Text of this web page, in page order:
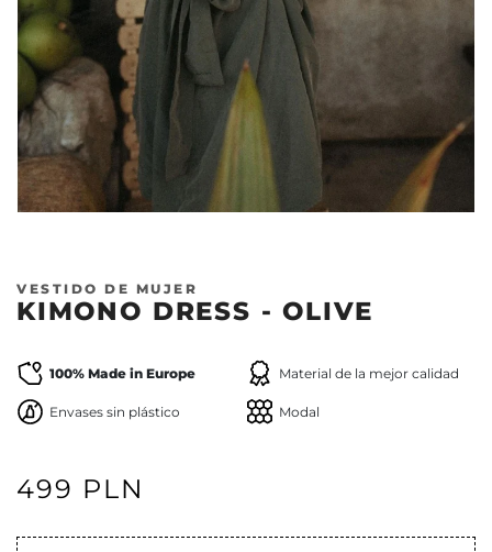
VESTIDO DE MUJER
KIMONO DRESS - OLIVE
100% Made in Europe Material de la mejor calidad
Envases sin plástico Modal
499 PLN